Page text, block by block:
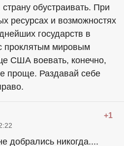
обустраивать. При
ресурсах и возможностях
государств в
мировым
США воевать, конечно,
проще. Раздавай себе
+1
добрались никогда....